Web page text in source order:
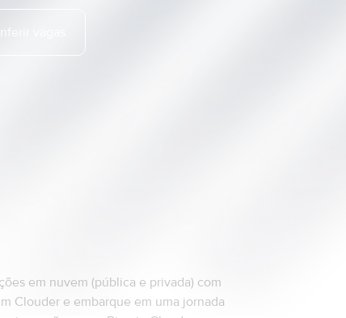
vagas
em nuvem (pública e privada) com
Clouder e embarque em uma jornada